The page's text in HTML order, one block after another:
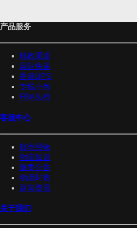
产品服务
邮政渠道
国际快递
香港UPS
专线小包
FBA头程
客服中心
邮寄经验
物流知识
重要公告
物流时效
新闻资讯
关于我们